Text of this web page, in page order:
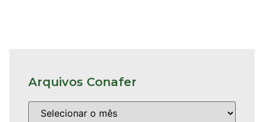
Arquivos Conafer